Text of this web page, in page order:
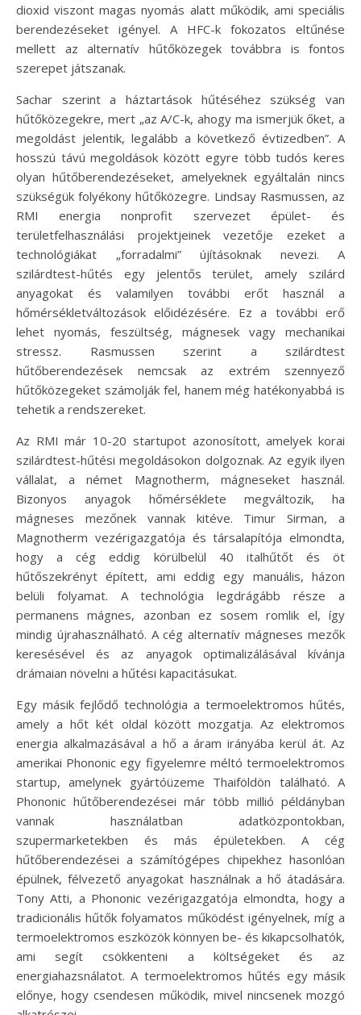
dioxid viszont magas nyomás alatt működik, ami speciális
berendezéseket igényel. A HFC-k fokozatos eltűnése
mellett az alternatív hűtőközegek továbbra is fontos
szerepet játszanak.
Sachar szerint a háztartások hűtéséhez szükség van
hűtőközegekre, mert „az A/C-k, ahogy ma ismerjük őket, a
megoldást jelentik, legalább a következő évtizedben”. A
hosszú távú megoldások között egyre több tudós keres
olyan hűtőberendezéseket, amelyeknek egyáltalán nincs
szükségük folyékony hűtőközegre. Lindsay Rasmussen, az
RMI energia nonprofit szervezet épület- és
területfelhasználási projektjeinek vezetője ezeket a
technológiákat „forradalmi” újításoknak nevezi. A
szilárdtest-hűtés egy jelentős terület, amely szilárd
anyagokat és valamilyen további erőt használ a
hőmérsékletváltozások előidézésére. Ez a további erő
lehet nyomás, feszültség, mágnesek vagy mechanikai
stressz. Rasmussen szerint a szilárdtest
hűtőberendezések nemcsak az extrém szennyező
hűtőközegeket számolják fel, hanem még hatékonyabbá is
tehetik a rendszereket.
Az RMI már 10-20 startupot azonosított, amelyek korai
szilárdtest-hűtési megoldásokon dolgoznak. Az egyik ilyen
vállalat, a német Magnotherm, mágneseket használ.
Bizonyos anyagok hőmérséklete megváltozik, ha
mágneses mezőnek vannak kitéve. Timur Sirman, a
Magnotherm vezérigazgatója és társalapítója elmondta,
hogy a cég eddig körülbelül 40 italhűtőt és öt
hűtőszekrényt épített, ami eddig egy manuális, házon
belüli folyamat. A technológia legdrágább része a
permanens mágnes, azonban ez sosem romlik el, így
mindig újrahasználható. A cég alternatív mágneses mezők
keresésével és az anyagok optimalizálásával kívánja
drámaian növelni a hűtési kapacitásukat.
Egy másik fejlődő technológia a termoelektromos hűtés,
amely a hőt két oldal között mozgatja. Az elektromos
energia alkalmazásával a hő a áram irányába kerül át. Az
amerikai Phononic egy figyelemre méltó termoelektromos
startup, amelynek gyártóüzeme Thaiföldön található. A
Phononic hűtőberendezései már több millió példányban
vannak használatban adatközpontokban,
szupermarketekben és más épületekben. A cég
hűtőberendezései a számítógépes chipekhez hasonlóan
épülnek, félvezető anyagokat használnak a hő átadására.
Tony Atti, a Phononic vezérigazgatója elmondta, hogy a
tradicionális hűtők folyamatos működést igényelnek, míg a
termoelektromos eszközök könnyen be- és kikapcsolhatók,
ami segít csökkenteni a költségeket és az
energiahazsnálatot. A termoelektromos hűtés egy másik
előnye, hogy csendesen működik, mivel nincsenek mozgó